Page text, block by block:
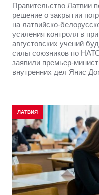
Правительство Латвии
решение о закрытии
на латвийско-
усиления контроля в
августовских учений
силы союзников по
заявили премьер-
внутренних дел Янис
ЛАТВИЯ